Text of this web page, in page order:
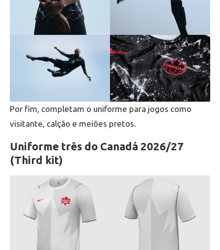
Por fim, completam o uniforme para jogos como
visitante, calção e meiões pretos.
Uniforme três do Canadá 2026/27
(Third kit)